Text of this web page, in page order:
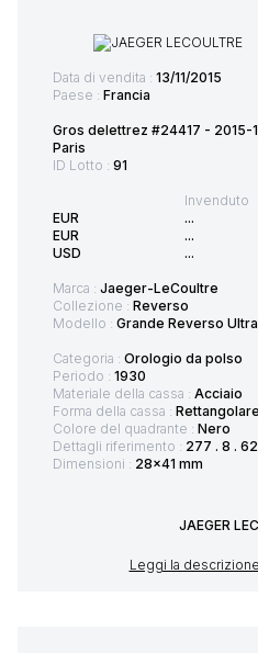
Data di vendita : 13/11/2015
Paese : Francia
Gros delettrez #24417 - 2015-
Paris
ID Lotto : 91
EUR
EUR
USD
Invenduto
...
...
...
Marca : Jaeger-LeCoultre
Collezione : Reverso
Modello : Grande Reverso
Categoria : Orologio da polso
Periodo : 1930
Materiale della cassa : Acciaio
Forma della cassa : Rettangolare
Colore del quadrante : Nero
Dettagli riferimento : 277 . 8 . 62
Dimensioni : 28x41 mm
JAEGER
Leggi la